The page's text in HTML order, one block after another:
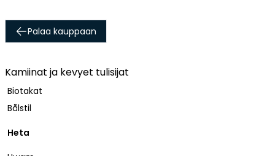
Varaavat takat
Pönttö -ja kaakeliuunit
Hellat
Kiertoilmatakat ja kamiinat
Grillit ja pihakeittiöt
Kiukaat
Palaa kauppaan
Kamiinat ja kevyet tulisijat
Biotakat
Bålstil
Heta